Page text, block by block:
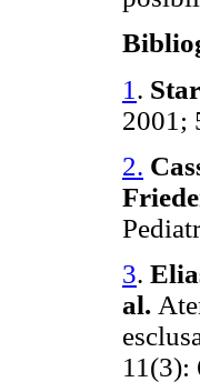
1 .
2001;
2.
3.
al.
11(3):